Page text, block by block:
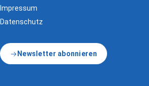
Impressum
Datenschutz
Newsletter abonnieren